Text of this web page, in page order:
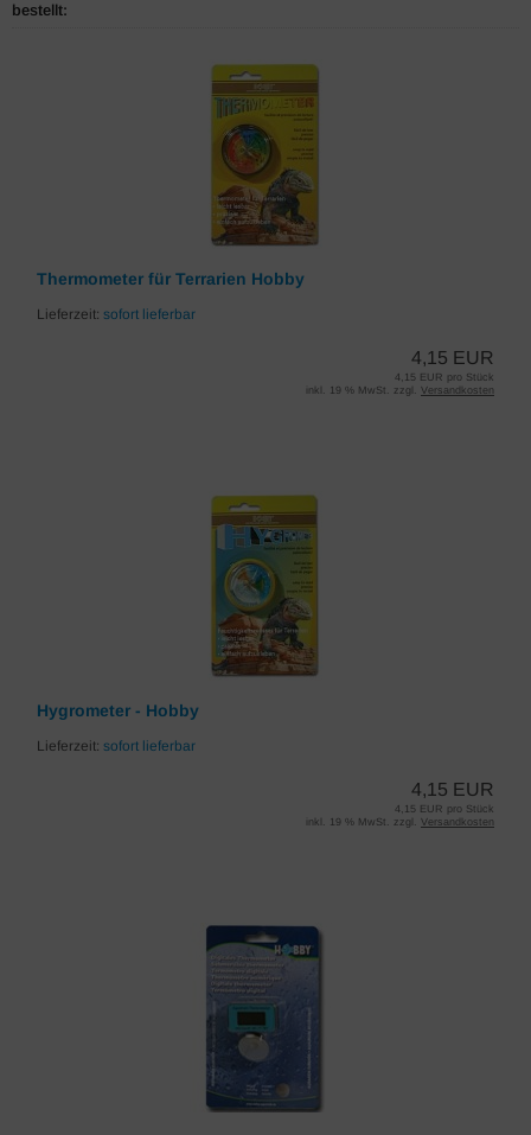
bestellt:
Thermometer für Terrarien Hobby
Lieferzeit: sofort lieferbar
4,15 EUR
4,15 EUR pro Stück
inkl. 19 % MwSt. zzgl. Versandkosten
Hygrometer - Hobby
Lieferzeit: sofort lieferbar
4,15 EUR
4,15 EUR pro Stück
inkl. 19 % MwSt. zzgl. Versandkosten